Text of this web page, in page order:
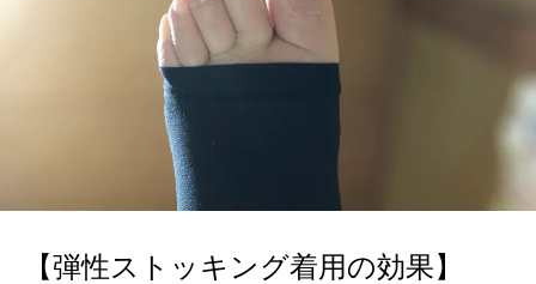
【弾性ストッキング着用の効果】